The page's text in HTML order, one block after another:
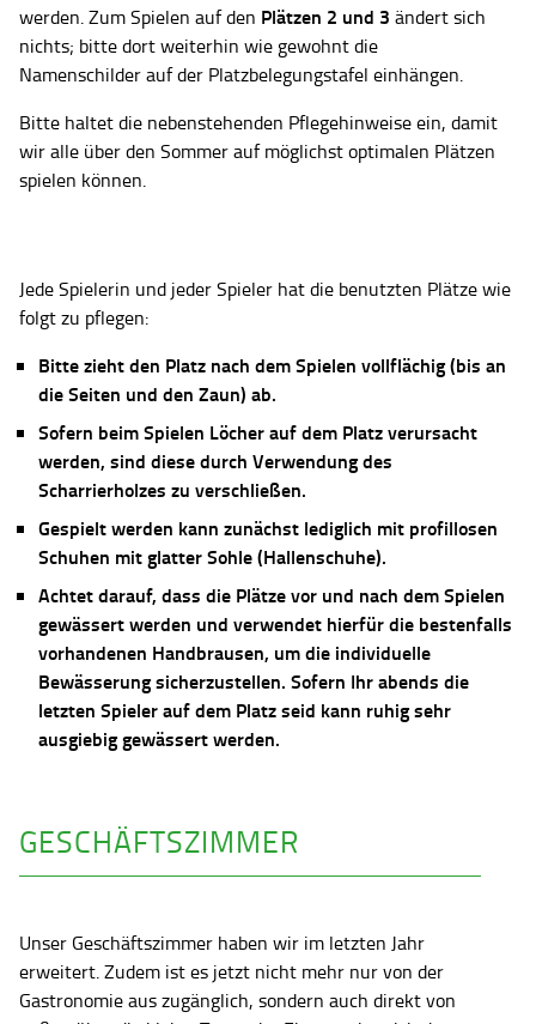
werden. Zum Spielen auf den Plätzen 2 und 3 ändert sich
nichts; bitte dort weiterhin wie gewohnt die
Namenschilder auf der Platzbelegungstafel einhängen.
Bitte haltet die nebenstehenden Pflegehinweise ein, damit
wir alle über den Sommer auf möglichst optimalen Plätzen
spielen können.
Jede Spielerin und jeder Spieler hat die benutzten Plätze wie
folgt zu pflegen:
Bitte zieht den Platz nach dem Spielen vollflächig (bis an
die Seiten und den Zaun) ab.
Sofern beim Spielen Löcher auf dem Platz verursacht
werden, sind diese durch Verwendung des
Scharrierholzes zu verschließen.
Gespielt werden kann zunächst lediglich mit profillosen
Schuhen mit glatter Sohle (Hallenschuhe).
Achtet darauf, dass die Plätze vor und nach dem Spielen
gewässert werden und verwendet hierfür die bestenfalls
vorhandenen Handbrausen, um die individuelle
Bewässerung sicherzustellen. Sofern Ihr abends die
letzten Spieler auf dem Platz seid kann ruhig sehr
ausgiebig gewässert werden.
GESCHÄFTSZIMMER
Unser Geschäftszimmer haben wir im letzten Jahr
erweitert. Zudem ist es jetzt nicht mehr nur von der
Gastronomie aus zugänglich, sondern auch direkt von